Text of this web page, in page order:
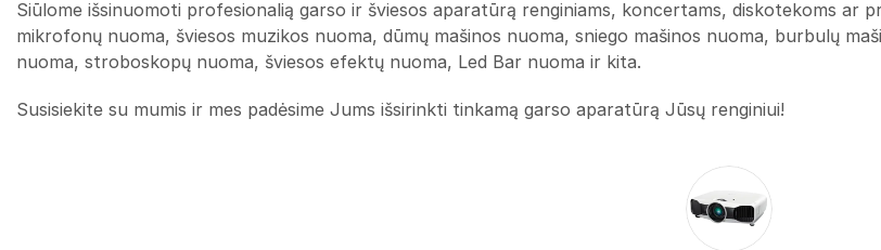
Siūlome išsinuomoti profesionalią garso ir šviesos aparatūrą renginiams, koncertams, diskotekoms ar
mikrofonų nuoma, šviesos muzikos nuoma, dūmų mašinos nuoma, sniego mašinos nuoma, burbulų
nuoma, stroboskopų nuoma, šviesos efektų nuoma, Led Bar nuoma ir kita.
Susisiekite su mumis ir mes padėsime Jums išsirinkti tinkamą garso aparatūrą Jūsų renginiui!